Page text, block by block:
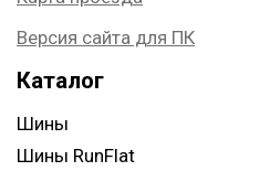
Версия сайта для ПК
Каталог
Шины
Шины RunFlat